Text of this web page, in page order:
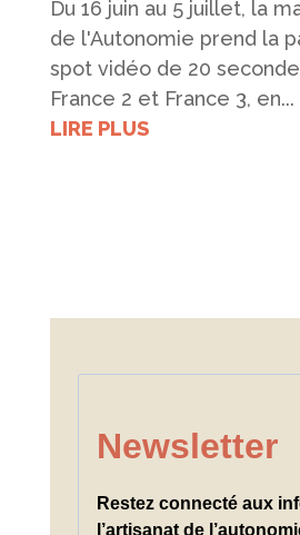
Du 16 juin au 5 juillet, la
de l'Autonomie prend la
spot vidéo de 20
France 2 et France 3, en...
LIRE PLUS